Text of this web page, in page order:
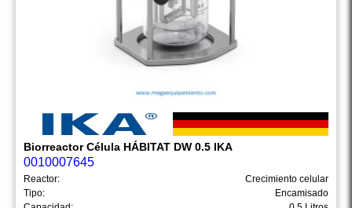
Biorreactor Célula HÁBITAT DW 0.5 IKA
0010007645
Reactor:
Crecimiento celular
Tipo:
Encamisado